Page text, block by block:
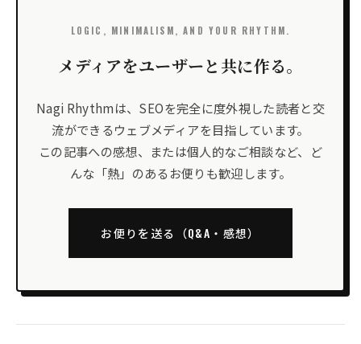
LOGIC, MINIMALISM, AND YOUR RHYTHM.
メディアをユーザーと共に作る。
Nagi Rhythmは、SEOを完全に度外視した読者と交
流ができるウェブメディアを目指しています。
この記事への感想、または個人的なご相談など、ど
んな「熱」のあるお便りも歓迎します。
お便りを送る（Q&A・感想）